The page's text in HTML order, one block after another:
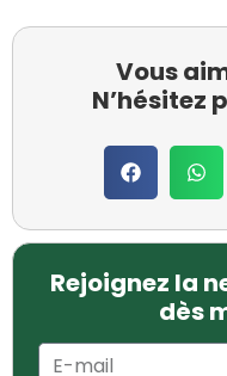
Vous
N’hésitez
Rejoignez la
dès